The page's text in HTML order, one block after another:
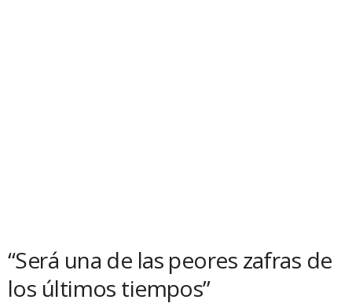
“Será una de las peores zafras de
los últimos tiempos”